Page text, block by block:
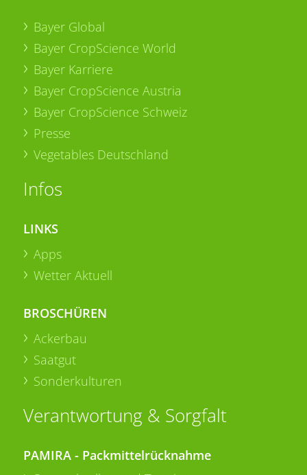
Bayer Global
Bayer CropScience World
Bayer Karriere
Bayer CropScience Austria
Bayer CropScience Schweiz
Presse
Vegetables Deutschland
Infos
LINKS
Apps
Wetter Aktuell
BROSCHÜREN
Ackerbau
Saatgut
Sonderkulturen
Verantwortung & Sorgfalt
PAMIRA - Packmittelrücknahme